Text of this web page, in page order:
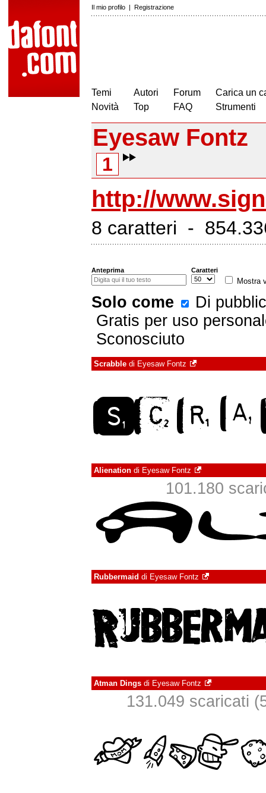
Il mio profilo | Registrazione
Temi
Novità
Autori
Top
Forum
FAQ
Carica un
Strumenti
Eyesaw Fontz
1
http://
8 caratteri -
Anteprima Caratteri
Mostra
Solo come
Di
Gratis per uso
Sconosciuto
Scrabble di Eyesaw Fontz
Alienation di Eyesaw Fontz
101.180
Rubbermaid di Eyesaw Fontz
Atman Dings di Eyesaw Fontz
131.049 scaricati